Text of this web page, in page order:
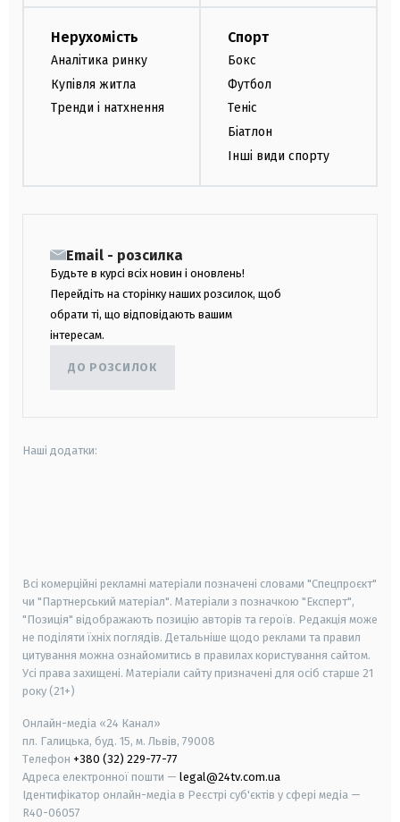
Нерухомість
Аналітика ринку
Купівля житла
Тренди і натхнення
Спорт
Бокс
Футбол
Теніс
Біатлон
Інші види спорту
Email - розсилка
Будьте в курсі всіх новин і оновлень!
Перейдіть на сторінку наших розсилок, щоб
обрати ті, що відповідають вашим
інтересам.
ДО РОЗСИЛОК
Наші додатки:
Всі комерційні рекламні матеріали позначені словами "Спецпроєкт"
чи "Партнерський матеріал". Матеріали з позначкою "Експерт",
"Позиція" відображають позицію авторів та героїв. Редакція може
не поділяти їхніх поглядів. Детальніше щодо реклами та правил
цитування можна ознайомитись в правилах користування сайтом.
Усі права захищені. Матеріали сайту призначені для осіб старше 21
року (21+)
Онлайн-медіа «24 Канал»
пл. Галицька, буд. 15, м. Львів, 79008
Телефон +380 (32) 229-77-77
Адреса електронної пошти — legal@24tv.com.ua
Ідентифікатор онлайн-медіа в Реєстрі суб'єктів у сфері медіа —
R40-06057